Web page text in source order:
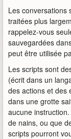
Les conversations
traitées plus
rappelez-vous
sauvegardées
peut être utilisée
Les scripts sont
(écrit dans un
des actions et des
dans une grotte
aucune
de nains, ou que
scripts pourront